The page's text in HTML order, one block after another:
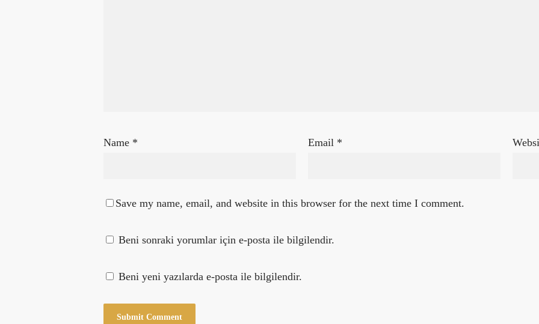
Name * Email *
Save my name, email, and website in this browser for the next time I comment.
Beni sonraki yorumlar için e-posta ile bilgilendir.
Beni yeni yazılarda e-posta ile bilgilendir.